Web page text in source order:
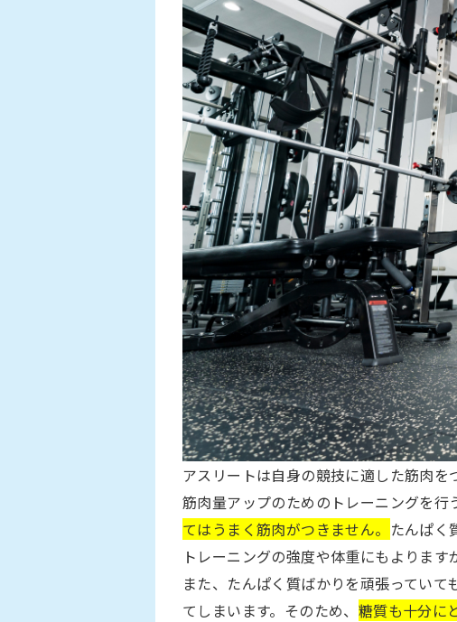
アスリートは自身の競技に適した筋肉を
筋肉量アップのためのトレーニングを
てはうまく筋肉がつきません。 たんぱく
トレーニングの強度や体重にもよります
また、たんぱく質ばかりを頑張ってい
てしまいます。そのため、 糖質も十分に